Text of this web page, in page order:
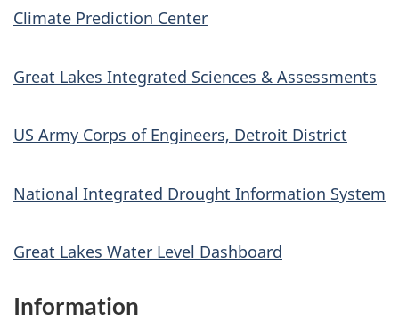
Climate Prediction Center
Great Lakes Integrated Sciences & Assessments
US Army Corps of Engineers, Detroit District
National Integrated Drought Information System
Great Lakes Water Level Dashboard
Information